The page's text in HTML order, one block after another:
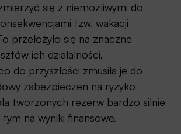
się z niemożliwymi do
tzw. wakacji
przełożyło się na znaczne
ich działalności,
do przyszłości zmusiła je do
zabezpieczeń na ryzyko
tworzonych rezerw bardzo silnie
na wyniki finansowe.